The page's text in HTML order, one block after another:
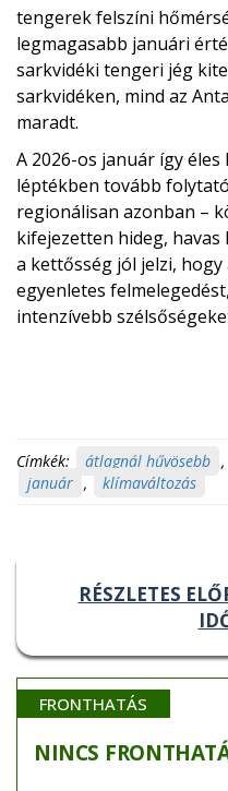
tengerek felszíni
legmagasabb januári
sarkvidéki tengeri jég
sarkvidéken, mind az
maradt.
A 2026-os január így
léptékben tovább
regionálisan azonban –
kifejezetten hideg,
a kettősség jól jelzi,
egyenletes
intenzívebb
Címkék: átlagnál hűvösebb ,
január , klímaváltozás
RÉSZLETES
FRONTHATÁS
NINCS